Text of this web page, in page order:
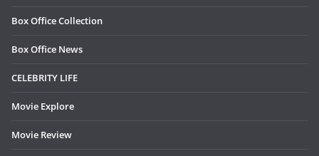
Box Office Collection
Box Office News
CELEBRITY LIFE
Movie Explore
Movie Review